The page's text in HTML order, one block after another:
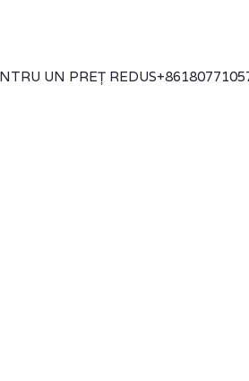
UN PREȚ REDUS